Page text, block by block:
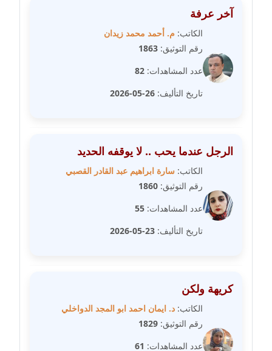
مدونة شيماء مكى
عاملة
عاملة
مدونة صفية الجيار
عاملة
عاملة
مدونة طه ابوزيد
عاملة
آخر عرفة
الكاتب: م. أحمد محمد زيدان
رقم التوثيق: 1863
عدد المشاهدات: 82
تاريخ التأليف: 26-05-2026
الرجل عندما يحب .. لا يوقفه الحديد
الكاتب: سارة ابراهيم عبد القادر القصبي
رقم التوثيق: 1860
عدد المشاهدات: 55
تاريخ التأليف: 23-05-2026
كريهة ولكن
الكاتب: د. ايمان احمد ابو المجد الدواخلي
رقم التوثيق: 1829
عدد المشاهدات: 61